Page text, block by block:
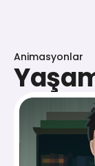
Animasyonlar